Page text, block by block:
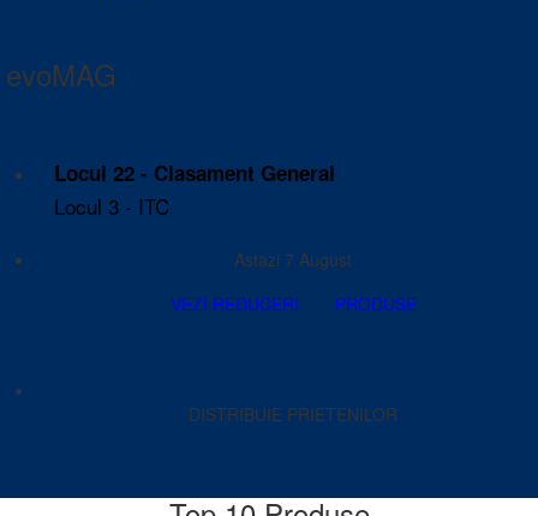
evoMAG
Locul 22 - Clasament General
Locul 3 - ITC
Astazi 7 August
VEZI REDUCERI
PRODUSE
DISTRIBUIE PRIETENILOR